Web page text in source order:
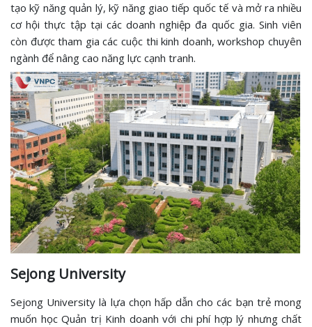
tạo kỹ năng quản lý, kỹ năng giao tiếp quốc tế và mở ra nhiều
cơ hội thực tập tại các doanh nghiệp đa quốc gia. Sinh viên
còn được tham gia các cuộc thi kinh doanh, workshop chuyên
ngành để nâng cao năng lực cạnh tranh.
Sejong University
Sejong University là lựa chọn hấp dẫn cho các bạn trẻ mong
muốn học Quản trị Kinh doanh với chi phí hợp lý nhưng chất